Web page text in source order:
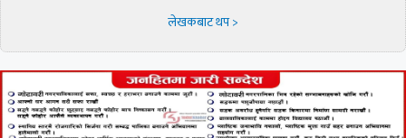
लेखकबाट थप >